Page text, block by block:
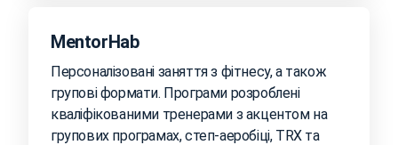
MentorHab
Персоналізовані заняття з фітнесу, а також
групові формати. Програми розроблені
кваліфікованими тренерами з акцентом на
групових програмах, степ-аеробіці, ТRX та